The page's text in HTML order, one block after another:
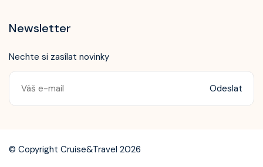
Zavolejte nám!
+420 603 172 604
Newsletter
Nechte si zasílat novinky
Odeslat
© Copyright Cruise&Travel 2026